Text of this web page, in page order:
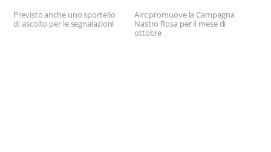
Previsto anche uno sportello
di ascolto per le segnalazioni
Airc promuove la Campagna
Nastro Rosa per il mese di
ottobre